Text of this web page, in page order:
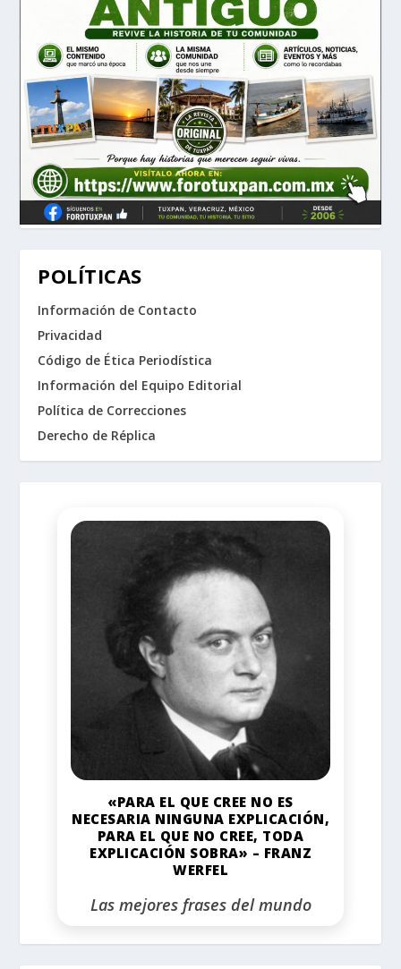
POLÍTICAS
Información de Contacto
Privacidad
Código de Ética Periodística
Información del Equipo Editorial
Política de Correcciones
Derecho de Réplica
«PARA EL QUE CREE NO ES
NECESARIA NINGUNA EXPLICACIÓN,
PARA EL QUE NO CREE, TODA
EXPLICACIÓN SOBRA» – FRANZ
WERFEL
Las mejores frases del mundo